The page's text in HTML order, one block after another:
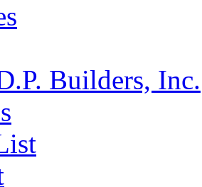
Builders, Inc.